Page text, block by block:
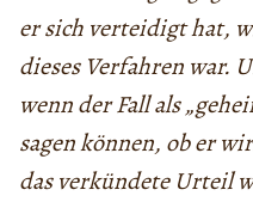
er sich verteidigt hat,
dieses Verfahren war.
wenn der Fall als
sagen können, ob er
das verkündete Urteil